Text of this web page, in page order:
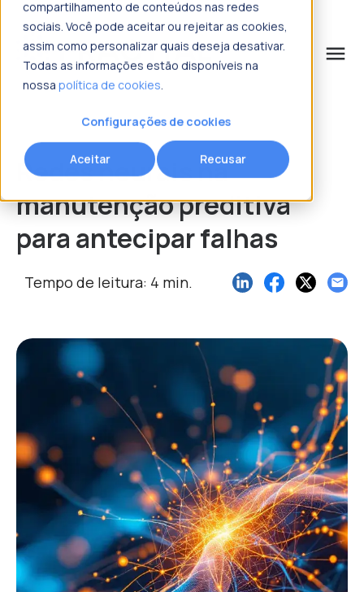
compartilhamento de conteúdos nas redes
sociais. Você pode aceitar ou rejeitar as cookies,
assim como personalizar quais deseja desativar.
Todas as informações estão disponíveis na
nossa política de cookies.
Configurações de cookies
Aceitar Recusar
menu
o que procura?
Redes neurais na
manutenção preditiva
para antecipar falhas
Tempo de leitura: 4 min.